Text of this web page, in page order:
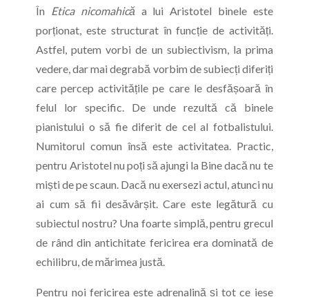
În Etica nicomahică a lui Aristotel binele este
porționat, este structurat în funcție de activități.
Astfel, putem vorbi de un subiectivism, la prima
vedere, dar mai degrabă vorbim de subiecți diferiți
care percep activitățile pe care le desfășoară în
felul lor specific. De unde rezultă că binele
pianistului o să fie diferit de cel al fotbalistului.
Numitorul comun însă este activitatea. Practic,
pentru Aristotel nu poți să ajungi la Bine dacă nu te
miști de pe scaun. Dacă nu exersezi actul, atunci nu
ai cum să fii desăvârșit. Care este legătură cu
subiectul nostru? Una foarte simplă, pentru grecul
de rând din antichitate fericirea era dominată de
echilibru, de mărimea justă.
Pentru noi fericirea este adrenalină și tot ce iese